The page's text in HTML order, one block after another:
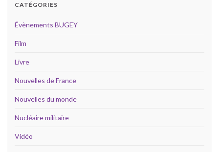
CATÉGORIES
Évènements BUGEY
Film
Livre
Nouvelles de France
Nouvelles du monde
Nucléaire militaire
Vidéo